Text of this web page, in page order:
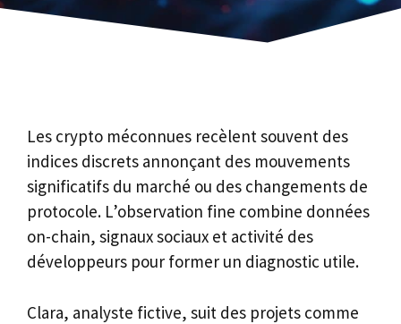
Les crypto méconnues recèlent souvent des
indices discrets annonçant des mouvements
significatifs du marché ou des changements de
protocole. L’observation fine combine données
on-chain, signaux sociaux et activité des
développeurs pour former un diagnostic utile.
Clara, analyste fictive, suit des projets comme